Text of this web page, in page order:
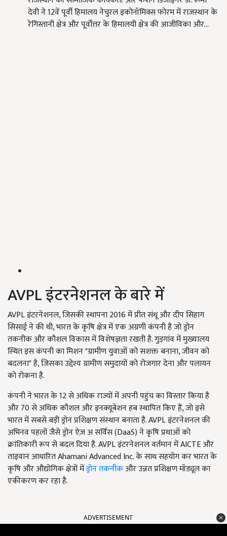
देवी ने 12वें पूर्वी हिमालय नेचुरल इकोनॉमिक्स फोरम में राजस्थान के
रेगिस्तानी क्षेत्र और पूर्वोत्तर के हिमालयी क्षेत्र की आजीविका और…
AVPL इंटरनेशनल के बारे में
AVPL इंटरनेशनल, जिसकी स्थापना 2016 में प्रीत संधू और दीप सिहाग
सिसाई ने की थी, भारत के कृषि क्षेत्र में एक अग्रणी कंपनी है जो ड्रोन
तकनीक और कौशल विकास में विशेषज्ञता रखती है. गुड़गांव में मुख्यालय
स्थित इस कंपनी का मिशन "ग्रामीण युवाओं को सशक्त बनाना, जीवन को
बदलना" है, जिसका उद्देश्य ग्रामीण समुदायों को रोजगार देना और पलायन
को रोकना है.
कंपनी ने भारत के 12 से अधिक राज्यों में अपनी पहुंच का विस्तार किया है
और 70 से अधिक कौशल और इनक्यूबेशन हब स्थापित किए हैं, जो इसे
भारत में सबसे बड़ी ड्रोन प्रशिक्षण संस्थान बनाता है. AVPL इंटरनेशनल की
अभिनव पहलों जैसे ड्रोन ऐज़ अ सर्विस (DaaS) ने कृषि प्रथाओं को
क्रांतिकारी रूप से बदल दिया है. AVPL इंटरनेशनल वर्तमान में AICTE और
ताइवान आधारित Ahamani Advanced Inc. के साथ सहयोग कर भारत के
कृषि और औद्योगिक क्षेत्रों मेंड्रोन तकनीकऔर उन्नत प्रशिक्षण मॉड्यूल का
एकीकरण कर रहा है.
ADVERTISEMENT